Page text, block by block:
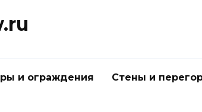
и ограждения Стены и